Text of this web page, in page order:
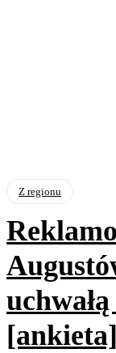
Z regionu
[ankieta]